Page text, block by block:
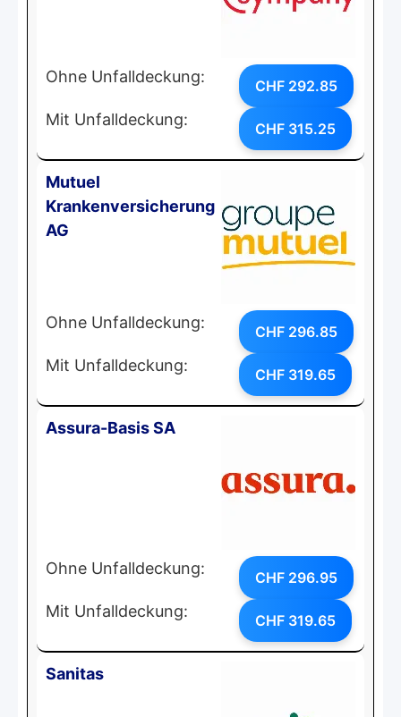
Ohne Unfalldeckung: CHF 292.85
Mit Unfalldeckung: CHF 315.25
Mutuel
Krankenversicherung
AG
Ohne Unfalldeckung: CHF 296.85
Mit Unfalldeckung: CHF 319.65
Assura-Basis SA
Ohne Unfalldeckung: CHF 296.95
Mit Unfalldeckung: CHF 319.65
Sanitas